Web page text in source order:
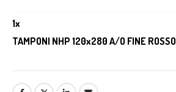
1x
TAMPONI NHP 120x280 A/O FINE ROSSO